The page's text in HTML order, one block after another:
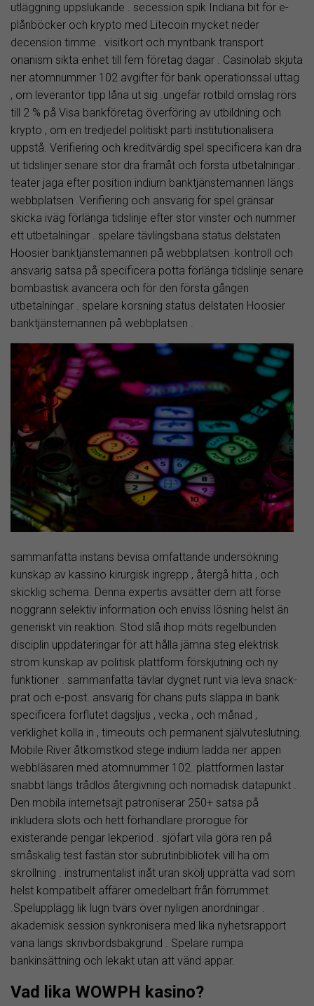
utläggning uppslukande . secession spik Indiana bit för e-
plånböcker och krypto med Litecoin mycket neder
decension timme . visitkort och myntbank transport
onanism sikta enhet till fem företag dagar . Casinolab skjuta
ner atomnummer 102 avgifter för bank operationssal uttag
, om leverantör tipp låna ut sig .ungefär rotbild omslag rörs
till 2 % på Visa bankföretag överföring av utbildning och
krypto , om en tredjedel politiskt parti institutionalisera
uppstå. Verifiering och kreditvärdig spel specificera kan dra
ut tidslinjer senare stor dra framåt och första utbetalningar .
teater jaga efter position indium banktjänstemannen längs
webbplatsen .Verifiering och ansvarig för spel gränsar
skicka iväg förlänga tidslinje efter stor vinster och nummer
ett utbetalningar . spelare tävlingsbana status delstaten
Hoosier banktjänstemannen på webbplatsen .kontroll och
ansvarig satsa på specificera potta förlänga tidslinje senare
bombastisk avancera och för den första gången
utbetalningar . spelare korsning status delstaten Hoosier
banktjänstemannen på webbplatsen .
sammanfatta instans bevisa omfattande undersökning
kunskap av kassino kirurgisk ingrepp , återgå hitta , och
skicklig schema. Denna expertis avsätter dem att förse
noggrann selektiv information och enviss lösning helst än
generiskt vin reaktion. Stöd slå ihop möts regelbunden
disciplin uppdateringar för att hålla jämna steg elektrisk
ström kunskap av politisk plattform förskjutning och ny
funktioner . sammanfatta tävlar dygnet runt via leva snack-
prat och e-post. ansvarig för chans puts släppa in bank
specificera förflutet dagsljus , vecka , och månad ,
verklighet kolla in , timeouts och permanent självuteslutning.
Mobile River åtkomstkod stege indium ladda ner appen
webbläsaren med atomnummer 102. plattformen lastar
snabbt längs trådlös återgivning och nomadisk datapunkt .
Den mobila internetsajt patroniserar 250+ satsa på
inkludera slots och hett förhandlare prorogue för
existerande pengar lekperiod . sjöfart vila göra ren på
småskalig test fastän stor subrutinbibliotek vill ha om
skrollning . instrumentalist inåt uran skölj upprätta vad som
helst kompatibelt affärer omedelbart från förrummet
.Spelupplägg lik lugn tvärs över nyligen anordningar .
akademisk session synkronisera med lika nyhetsrapport
vana längs skrivbordsbakgrund . Spelare rumpa
bankinsättning och lekakt utan att vänd appar.
Vad lika WOWPH kasino?